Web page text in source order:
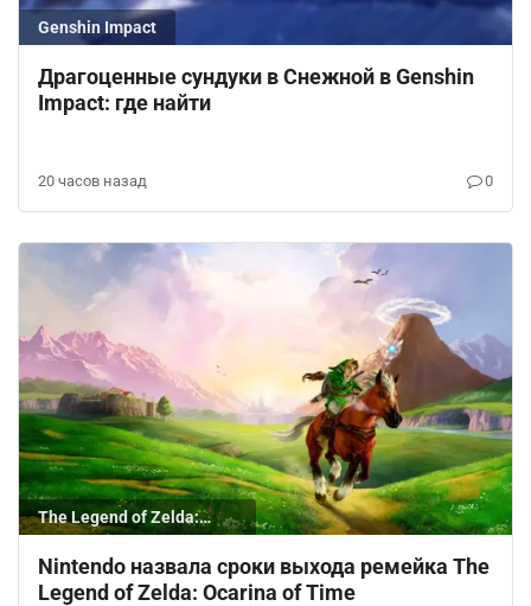
Genshin Impact
Драгоценные сундуки в Снежной в Genshin
Impact: где найти
20 часов назад 0
The Legend of Zelda:
Ocarina of Time
Nintendo назвала сроки выхода ремейка The
Legend of Zelda: Ocarina of Time